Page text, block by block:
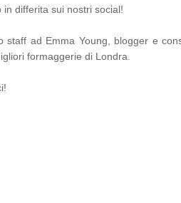
differita sui nostri social!
staff ad Emma Young, blogger e
formaggerie di Londra.